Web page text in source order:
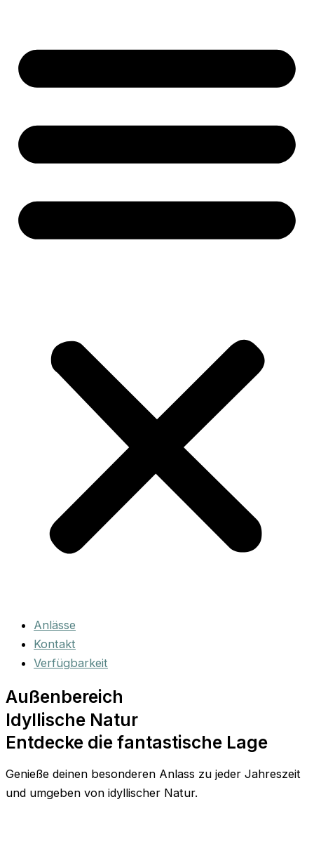
Anlässe
Kontakt
Verfügbarkeit
Außenbereich
Idyllische Natur
Entdecke die fantastische Lage
Genieße deinen besonderen Anlass zu jeder Jahreszeit
und umgeben von idyllischer Natur.